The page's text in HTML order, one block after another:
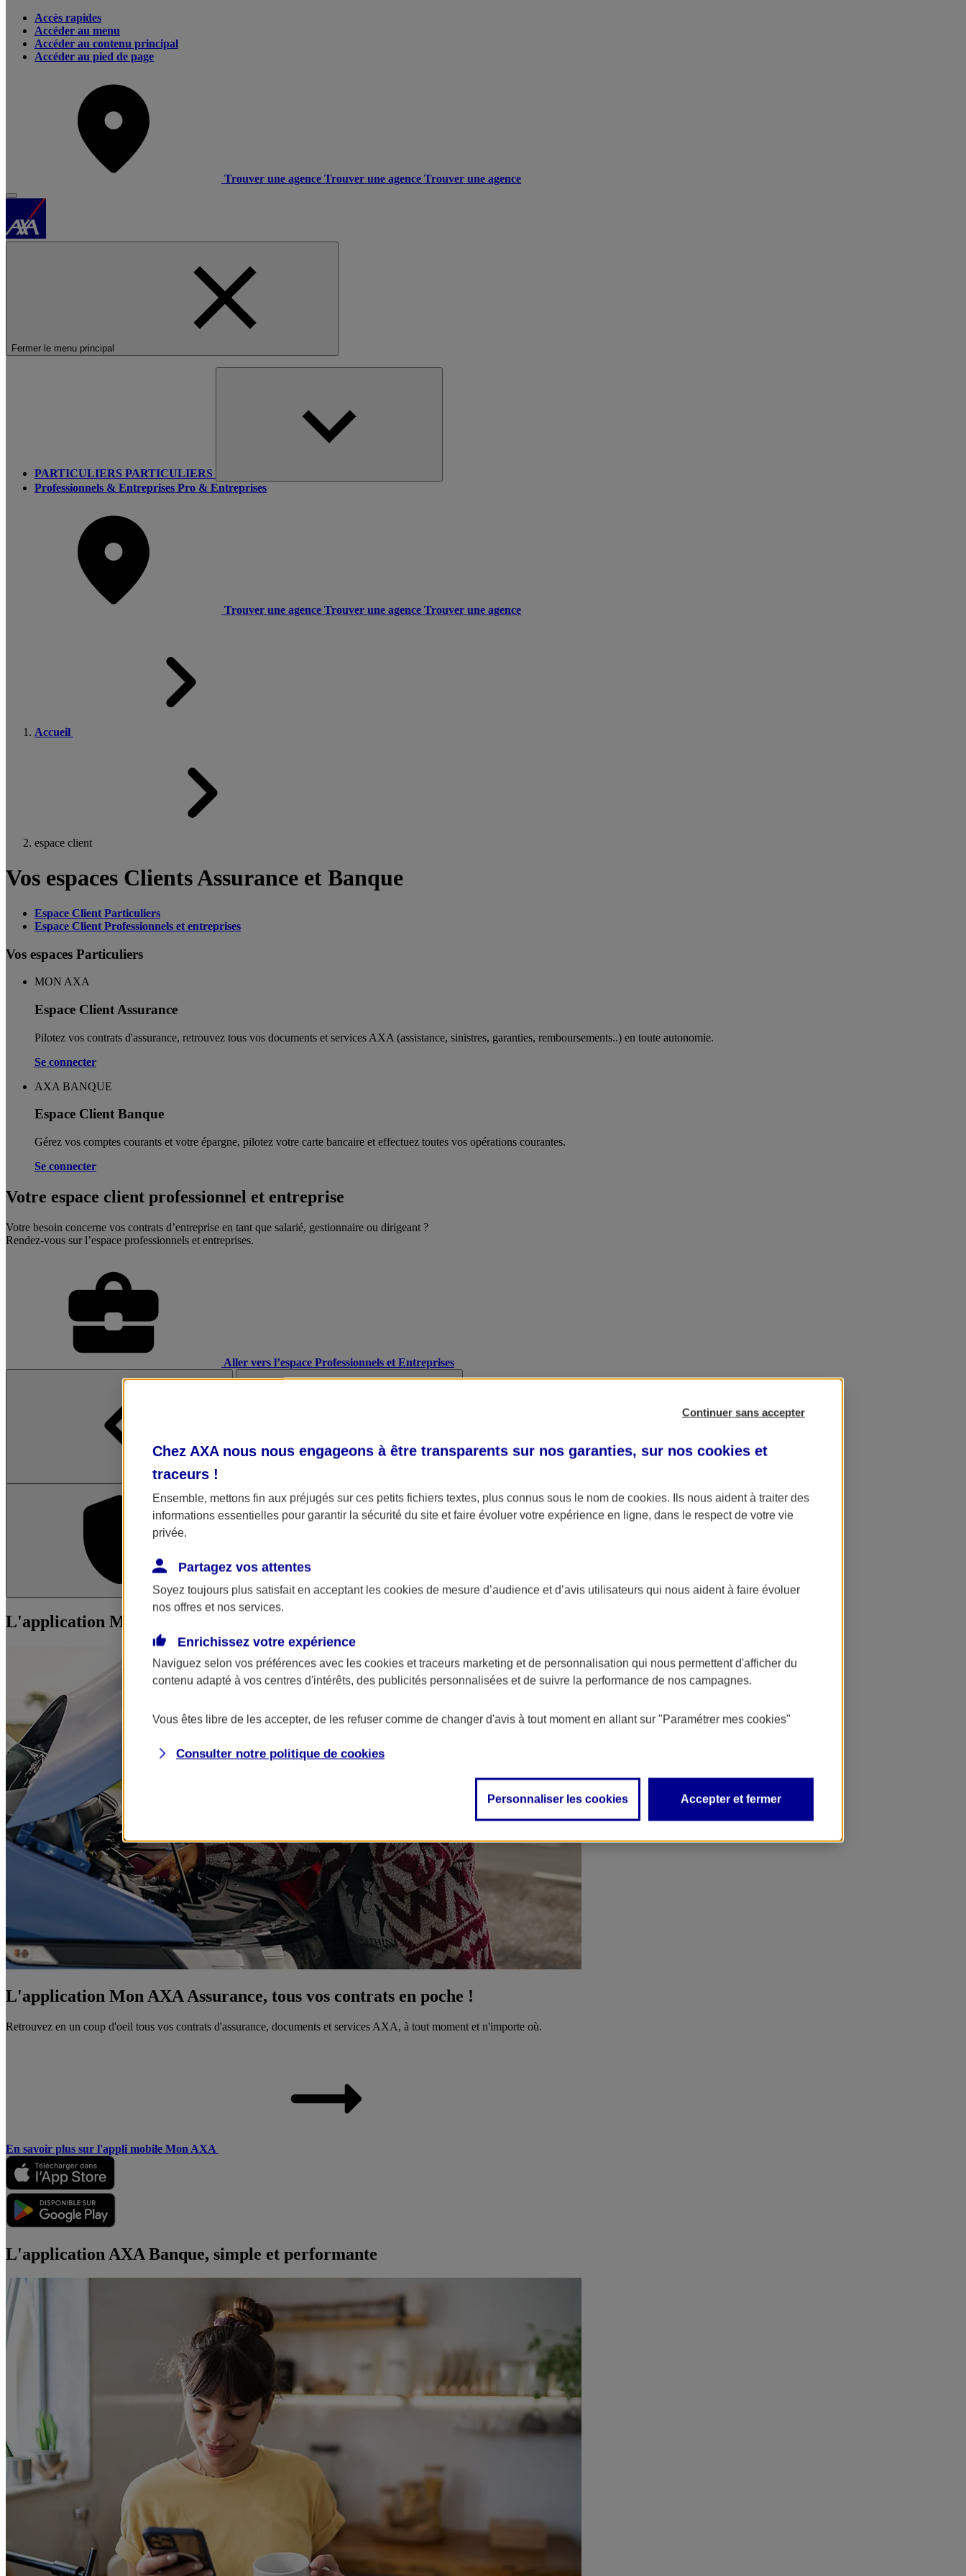
Accès rapides
Accéder au menu
Accéder au contenu principal
Accéder au pied de page
Trouver une agence Trouver une agence Trouver une agence
Fermer le menu principal
PARTICULIERS PARTICULIERS
Professionnels & Entreprises Pro & Entreprises
Trouver une agence Trouver une agence Trouver une agence
Accueil
espace client
Vos espaces Clients Assurance et Banque
Espace Client Particuliers
Espace Client Professionnels et entreprises
Vos espaces Particuliers
MON AXA
Espace Client Assurance
Pilotez vos contrats d'assurance, retrouvez tous vos documents et services AXA (assistance, sinistres, garanties, remboursements..) en toute autonomie. ​
Se connecter
AXA BANQUE
Espace Client Banque
Gérez vos comptes courants et votre épargne, pilotez votre carte bancaire et effectuez toutes vos opérations courantes.
Se connecter
Votre espace client professionnel et entreprise
Votre besoin concerne vos contrats d’entreprise en tant que salarié, gestionnaire ou dirigeant ?
Rendez-vous sur l’espace professionnels et entreprises.
Aller vers l’espace Professionnels et Entreprises
L'application Mon AXA Assurance L'application AXA Banque
L'application Mon AXA Assurance, tous vos contrats en poche !
L'application Mon AXA Assurance, tous vos contrats en poche !
Retrouvez en un coup d'oeil tous vos contrats d'assurance, documents et services AXA, à tout moment et n'importe où.
En savoir plus sur l'appli mobile Mon AXA
L'application AXA Banque, simple et performante
Continuer sans accepter
Chez AXA nous nous engageons à être transparents sur nos garanties, sur nos cookies et
traceurs !
Ensemble, mettons fin aux préjugés sur ces petits fichiers textes, plus connus sous le nom de cookies. Ils nous aident à traiter des
informations essentielles pour garantir la sécurité du site et faire évoluer votre expérience en ligne, dans le respect de votre vie
privée.
Partagez vos attentes
Soyez toujours plus satisfait en acceptant les cookies de mesure d’audience et d’avis utilisateurs qui nous aident à faire évoluer
nos offres et nos services.
Enrichissez votre expérience
Naviguez selon vos préférences avec les cookies et traceurs marketing et de personnalisation qui nous permettent d'afficher du
contenu adapté à vos centres d'intérêts, des publicités personnalisées et de suivre la performance de nos campagnes.
Vous êtes libre de les accepter, de les refuser comme de changer d'avis à tout moment en allant sur "Paramétrer mes cookies"
Consulter notre politique de cookies
Personnaliser les cookies Accepter et fermer